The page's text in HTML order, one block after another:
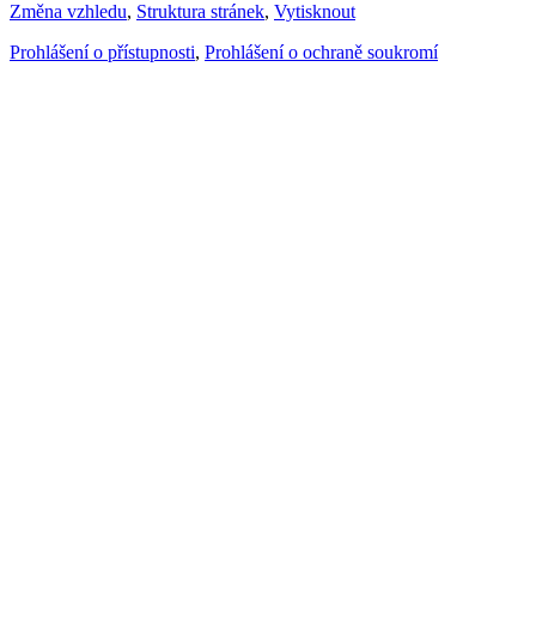
Změna vzhledu, Struktura stránek, Vytisknout
Prohlášení o přístupnosti, Prohlášení o ochraně soukromí